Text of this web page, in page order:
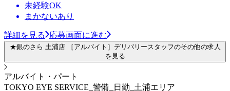
未経験OK
まかないあり
詳細を見る 応募画面に進む
★銀のさら 土浦店 ［アルバイト］デリバリースタッフのその他の求人
を見る
アルバイト・パート
TOKYO EYE SERVICE_警備_日勤_土浦エリア